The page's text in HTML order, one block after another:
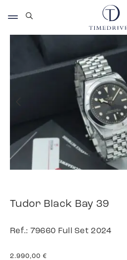
Tudor Black Bay 39
Ref.: 79660 Full Set 2024
2.990,00 €